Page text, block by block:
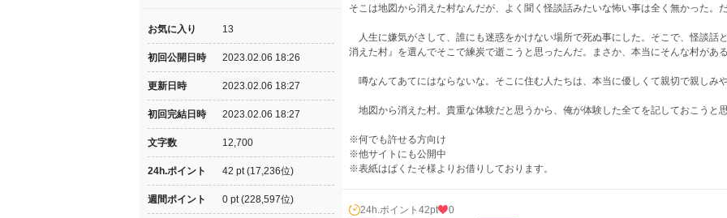
そこは地図から消えた村なんだが、よく聞く怪談話みたいな怖い事は全く無かった。
人生に嫌気がさして、誰にも迷惑をかけない場所で死ぬ事にした。そこで、怪談話
消えた村』を選んでそこで練炭で逝こうと思ったんだ。まさか、本当にそんな村が
噂なんてあてにはならないな。そこに住む人たちは、本当に優しくて親切で親しみ
地図から消えた村。貴重な体験だと思うから、俺が体験した全てを記しておこうと
※何でも許せる方向け
※他サイトにも公開中
※表紙はぱくたそ様よりお借りしております。
24h.ポイント 42pt 0
お気に入り 13
初回公開日時 2023.02.06 18:26
更新日時 2023.02.06 18:27
初回完結日時 2023.02.06 18:27
文字数 12,700
24h.ポイント 42 pt (17,236位)
週間ポイント 0 pt (228,597位)